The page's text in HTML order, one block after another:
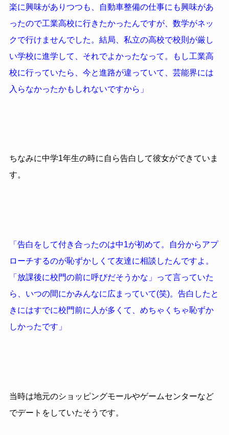
楽に興味がありつつも、自動車整備の仕事にも興味があ
ったので工業高校に行きたかったんですが、数学がネッ
クで行けませんでした。結局、私立の高校で校則が厳し
い学校に進学して、それでよかったなって。もし工業高
校に行っていたら、今と進路が違っていて、芸能界には
入らなかったかもしれないですから」
ちなみに中学1年生の時に自ら告白して彼女ができていま
す。
「告白をして付き合ったのは中1が初めて。自分からアプ
ローチするのが恥ずかしくて友達に相談したんですよ。
「放課後に校門の前に呼びだそうかな」って言っていた
ら、いつの間にかみんなに広まっていて(笑)。告白したと
きにはすでに校門前に人が多くて、めちゃくちゃ恥ずか
しかったです」
当時は地元のショッピングモールやゲームセンターなど
でデートをしていたそうです。